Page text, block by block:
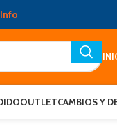
OUTLETCAMBIOS Y